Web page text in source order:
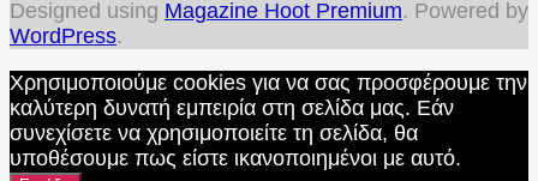
Designed using Magazine Hoot Premium. Powered by
WordPress.
Χρησιμοποιούμε cookies για να σας προσφέρουμε την
καλύτερη δυνατή εμπειρία στη σελίδα μας. Εάν
συνεχίσετε να χρησιμοποιείτε τη σελίδα, θα
υποθέσουμε πως είστε ικανοποιημένοι με αυτό.